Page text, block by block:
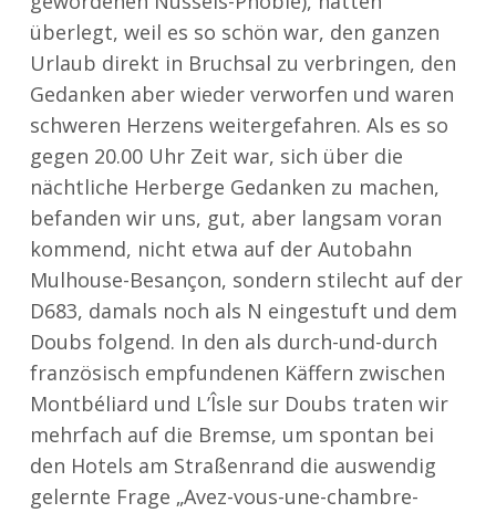
überlegt, weil es so schön war, den ganzen
Urlaub direkt in Bruchsal zu verbringen, den
Gedanken aber wieder verworfen und waren
schweren Herzens weitergefahren. Als es so
gegen 20.00 Uhr Zeit war, sich über die
nächtliche Herberge Gedanken zu machen,
befanden wir uns, gut, aber langsam voran
kommend, nicht etwa auf der Autobahn
Mulhouse-Besançon, sondern stilecht auf der
D683, damals noch als N eingestuft und dem
Doubs folgend. In den als durch-und-durch
französisch empfundenen Käffern zwischen
Montbéliard und L’Îsle sur Doubs traten wir
mehrfach auf die Bremse, um spontan bei
den Hotels am Straßenrand die auswendig
gelernte Frage „Avez-vous-une-chambre-